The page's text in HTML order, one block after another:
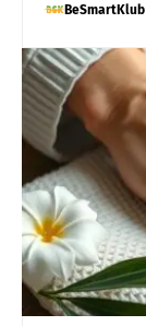
BeSmartKlub